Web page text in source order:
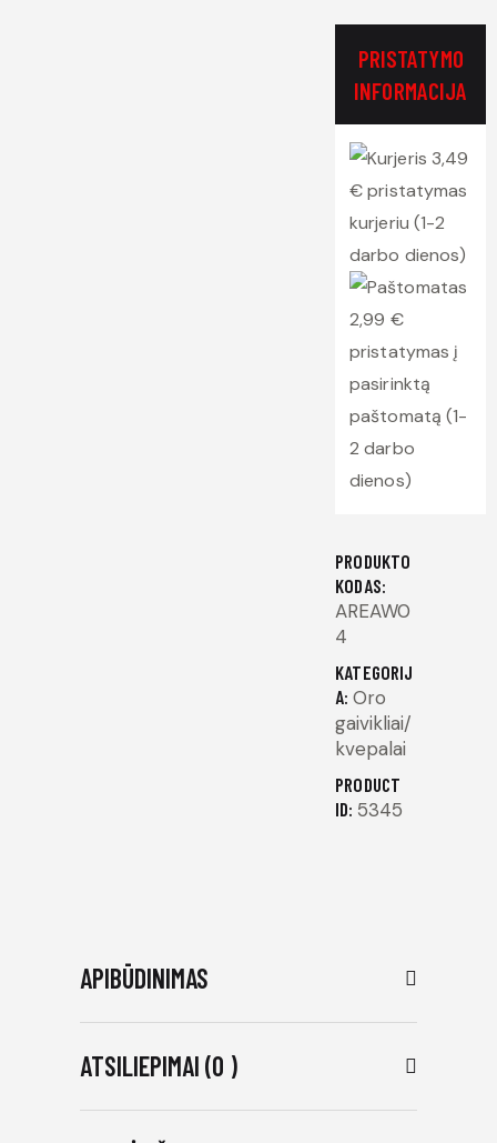
PRISTATYMO
INFORMACIJA
3,49
€ pristatymas
kurjeriu (1-2
darbo dienos)
2,99 €
pristatymas į
pasirinktą
paštomatą (1-
2 darbo
dienos)
PRODUKTO
KODAS:
AREAW0
4
KATEGORIJ
A: Oro
gaivikliai/
kvepalai
PRODUCT
ID: 5345
APIBŪDINIMAS
ATSILIEPIMAI (0 )